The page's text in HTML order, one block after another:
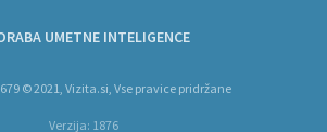
UMETNE INTELIGENCE
© 2021, Vizita.si, Vse pravice pridržane
Verzija: 1876